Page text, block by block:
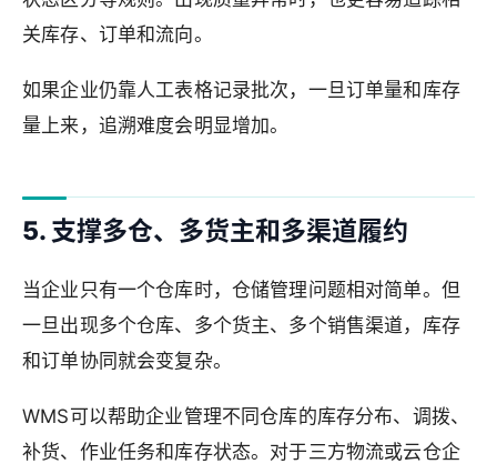
关库存、订单和流向。
如果企业仍靠人工表格记录批次，一旦订单量和库存
量上来，追溯难度会明显增加。
5. 支撑多仓、多货主和多渠道履约
当企业只有一个仓库时，仓储管理问题相对简单。但
一旦出现多个仓库、多个货主、多个销售渠道，库存
和订单协同就会变复杂。
WMS可以帮助企业管理不同仓库的库存分布、调拨、
补货、作业任务和库存状态。对于三方物流或云仓企